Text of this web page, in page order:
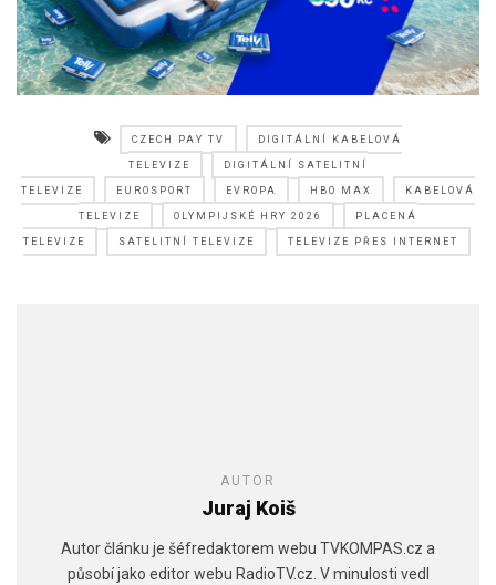
CZECH PAY TV DIGITÁLNÍ KABELOVÁ
TELEVIZE DIGITÁLNÍ SATELITNÍ
TELEVIZE EUROSPORT EVROPA HBO MAX KABELOVÁ
TELEVIZE OLYMPIJSKÉ HRY 2026 PLACENÁ
TELEVIZE SATELITNÍ TELEVIZE TELEVIZE PŘES INTERNET
AUTOR
Juraj Koiš
Autor článku je šéfredaktorem webu TVKOMPAS.cz a
působí jako editor webu RadioTV.cz. V minulosti vedl